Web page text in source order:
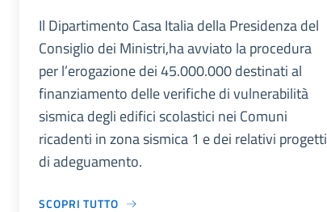
Il Dipartimento Casa Italia della Presidenza del
Consiglio dei Ministri,ha avviato la procedura
per l’erogazione dei 45.000.000 destinati al
finanziamento delle verifiche di vulnerabilità
sismica degli edifici scolastici nei Comuni
ricadenti in zona sismica 1 e dei relativi progetti
di adeguamento.
SCOPRI TUTTO